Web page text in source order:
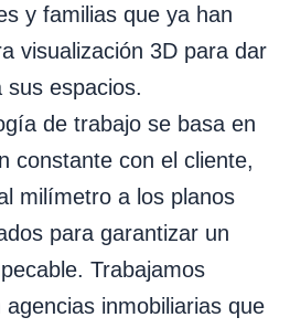
y familias que ya han
visualización 3D para dar
sus espacios.
de trabajo se basa en
constante con el cliente,
milímetro a los planos
para garantizar un
Trabajamos
agencias inmobiliarias que